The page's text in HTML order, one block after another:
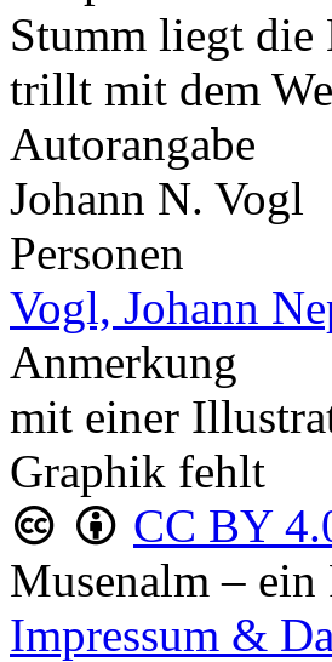
Stumm liegt die
trillt mit dem
Autorangabe
Johann N. Vogl
Personen
Vogl, Johann
Anmerkung
mit einer
Graphik fehlt
CC BY
Musenalm –
Impressum &